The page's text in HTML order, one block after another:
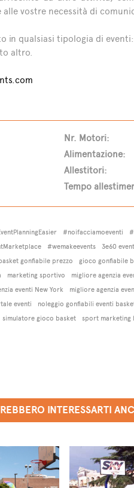
vostre necessità di
in qualsiasi tipologia di
altro.
Nr. Motori:
Alimentazione:
Allestitori:
Tempo
#noifacciamoeventi
#wemakeevents 3e60
gonfiabile prezzo gioco gonfiabile
marketing sportivo migliore agenzia
eventi New York migliore agenzia
eventi noleggio gonfiabili eventi
simulatore gioco basket sport marketing
INTERESSARTI